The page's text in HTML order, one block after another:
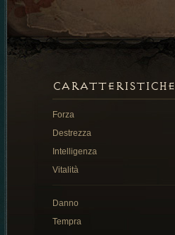
CARATTERISTICHE
Forza
Destrezza
Intelligenza
Vitalità
Danno
Tempra